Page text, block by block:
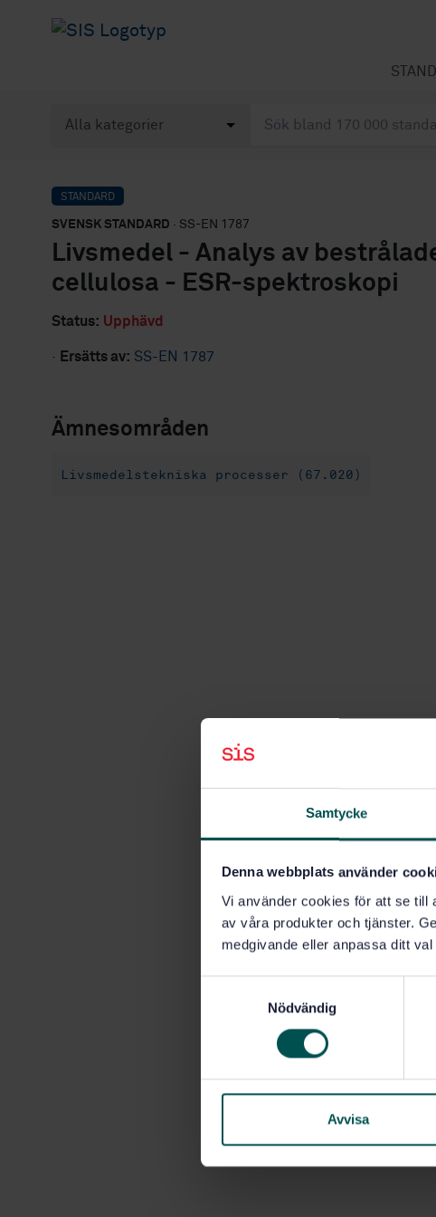
Samtycke
Denna webbplats använder
Vi använder cookies för att se till
av våra produkter och tjänster.
medgivande eller anpassa ditt
s
Nödvändig
Avvisa
STANDARD
SVENSK STANDARD · SS-EN 1787
Livsmedel - Analys av
cellulosa - ESR-spektroskopi
Status: Upphävd
· Ersätts av: SS-EN 1787
Ämnesområden
Livsmedelstekniska processer (67.020)